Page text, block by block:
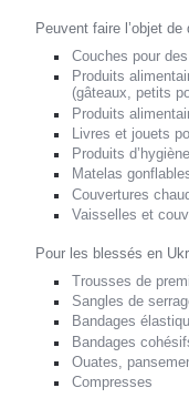
Peuvent faire l’objet de
Couches pour
Produits
(gâteaux, petits
Produits
Livres et jouets
Produits d’hygiène
Matelas
Couvertures
Vaisselles et
Pour les blessés en
Trousses de
Sangles de
Bandages
Bandages
Ouates,
Compresses